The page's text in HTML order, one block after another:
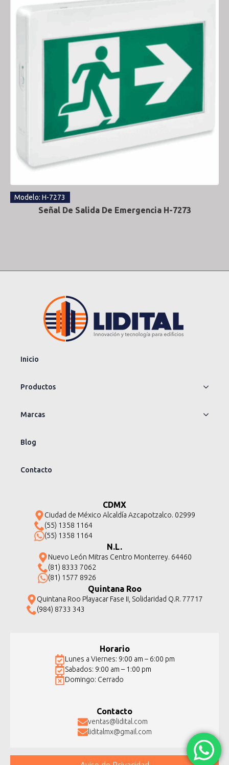
Modelo: H-7273
Señal De Salida De Emergencia H-7273
Inicio
Productos
Marcas
Blog
Contacto
CDMX
Ciudad de México Alcaldía Azcapotzalco. 02999
(55) 1358 1164
(55) 1358 1164
N.L.
Nuevo León Mitras Centro Monterrey. 64460
(81) 8333 7062
(81) 1577 8926
Quintana Roo
Quintana Roo Playacar Fase II, Solidaridad Q.R. 77717
(984) 8733 343
Horario
Lunes a Viernes: 9:00 am – 6:00 pm
Sabados: 9:00 am – 1:00 pm
Domingo: Cerrado
Contacto
ventas@lidital.com
liditalmx@gmail.com